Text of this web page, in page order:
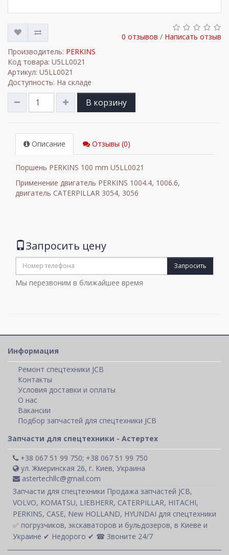
0 отзывов / Написать отзыв
Производитель: PERKINS
Код товара: U5LL0021
Артикул: U5LL0021
Доступность: На складе
В корзину
Описание Отзывы (0)
Поршень PERKINS 100 mm U5LL0021
Применение двигатель PERKINS 1004.4, 1006.6,
двигатель CATERPILLAR 3054, 3056
Запросить цену
Запросить
Мы перезвоним в ближайшее время
Информация
Ремонт спецтехники JCB
Контакты
Условия доставки и оплаты
О нас
Вакансии
Подбор запчастей для спецтехники JCB
Запчасти для спецтехники - Астертех
+38 067 51 99 750; +38 067 51 99 750
ул. Жмеринская 26, г. Киев, Украина
astertechllc@gmail.com
Запчасти для спецтехники Продажа запчастей JCB,
VOLVO, KOMATSU, LIEBHERR, CATERPILLAR, HITACHI,
PERKINS, CASE, New HOLLAND, HYUNDAI для спецтехники
✅ погрузчиков, экскаваторов и бульдозеров, в Киеве и
Украине ✔ Недорого ✔ ☎ Звоните 24/7